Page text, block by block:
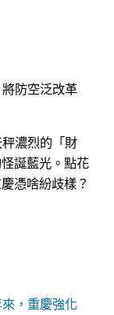
防空泛改革
濃烈的「財
誕藍光。點花
憑啥紛歧樣？
，重慶強化